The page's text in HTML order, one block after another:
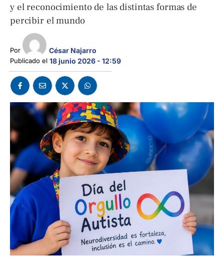
y el reconocimiento de las distintas formas de
percibir el mundo
Por César Najarro
Publicado el 18 junio 2026 - 12:59